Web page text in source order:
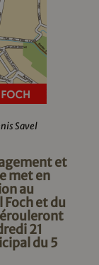
Savel
et
met en
au
et du
21
du 5